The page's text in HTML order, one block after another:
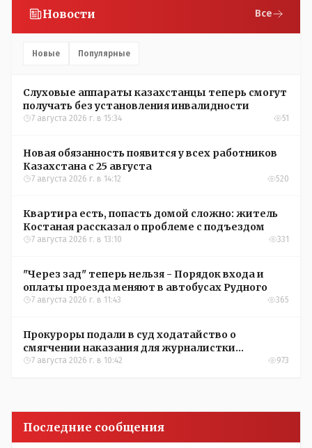
Новости Все
Новые Популярные
Слуховые аппараты казахстанцы теперь смогут
получать без установления инвалидности
7 августа 2026 г. в 15:34 51
Новая обязанность появится у всех работников
Казахстана с 25 августа
7 августа 2026 г. в 14:12 520
Квартира есть, попасть домой сложно: житель
Костаная рассказал о проблеме с подъездом
7 августа 2026 г. в 13:10 331
"Через зад" теперь нельзя - Порядок входа и
оплаты проезда меняют в автобусах Рудного
7 августа 2026 г. в 11:43 365
Прокуроры подали в суд ходатайство о
смягчении наказания для журналистки
Александры Алёховой
7 августа 2026 г. в 10:42 973
Последние сообщения